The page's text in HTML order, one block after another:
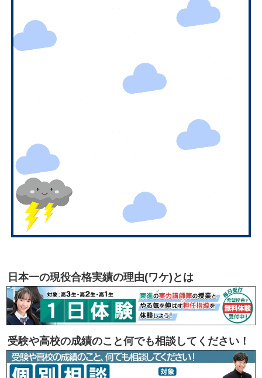
日本一の現役合格実績の理由(ワケ)とは
受験や高校の成績のこと何でも相談してください！